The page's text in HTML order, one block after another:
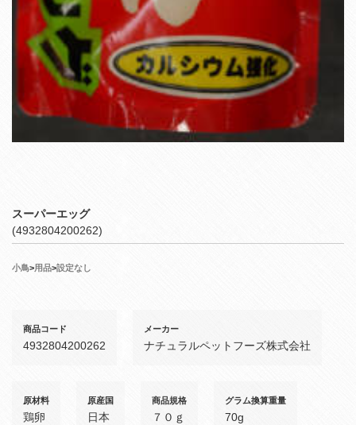
スーパーエッグ
(4932804200262)
小鳥>用品>設定なし
商品コード
4932804200262
メーカー
ナチュラルペットフーズ株式会社
原材料
鶏卵
原産国
日本
商品規格
７０ｇ
グラム換算重量
70g